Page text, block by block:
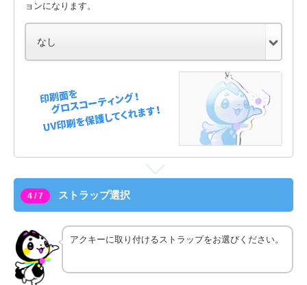
ョンになります。
4 / 7 ストラップ選択
アクキーに取り付けるストラップをお選びください。